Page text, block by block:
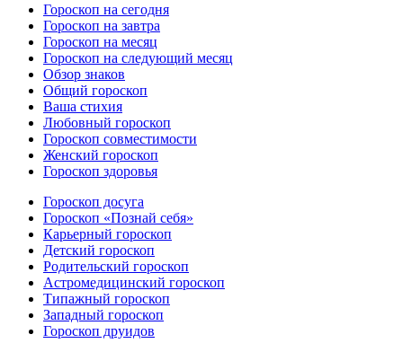
Гороскоп на сегодня
Гороскоп на завтра
Гороскоп на месяц
Гороскоп на следующий месяц
Обзор знаков
Общий гороскоп
Ваша стихия
Любовный гороскоп
Гороскоп совместимости
Женский гороскоп
Гороскоп здоровья
Гороскоп досуга
Гороскоп «Познай себя»
Карьерный гороскоп
Детский гороскоп
Родительский гороскоп
Астромедицинский гороскоп
Типажный гороскоп
Западный гороскоп
Гороскоп друидов